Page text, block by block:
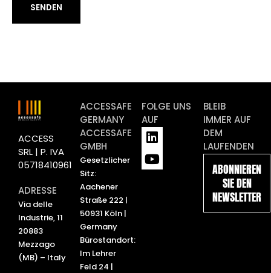
ACCESS
SRL | P. IVA
05718410961
ADRESSE
Via delle
Industrie, 11
20883
Mezzago
(MB) – Italy
ACCESSAFE
GERMANY
ACCESSAFE
GMBH
Gesetzlicher
Sitz:
Aachener
Straße 222 |
50931 Köln |
Germany
Bürostandort:
Im Lehrer
Feld 24 |
FOLGE UNS
AUF
L
i
n
k
Y
o
u
t
BLEIB
IMMER AUF
DEM
LAUFENDEN
ABONNIEREN
SIE DEN
NEWSLETTER